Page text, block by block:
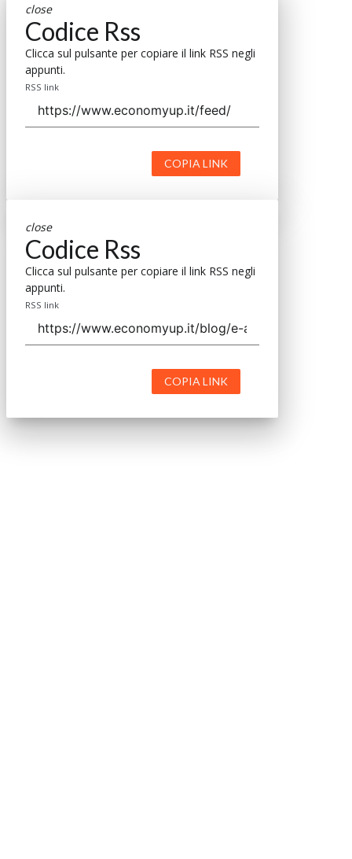
close
Codice Rss
Clicca sul pulsante per copiare il link RSS negli
appunti.
RSS link
COPIA LINK
close
Codice Rss
Clicca sul pulsante per copiare il link RSS negli
appunti.
RSS link
COPIA LINK